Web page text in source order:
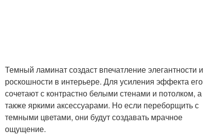
Темный ламинат создаст впечатление элегантности и
роскошности в интерьере. Для усиления эффекта его
сочетают с контрастно белыми стенами и потолком, а
также яркими аксессуарами. Но если переборщить с
темными цветами, они будут создавать мрачное
ощущение.